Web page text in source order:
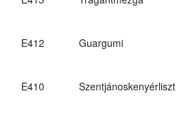
E412 Guargumi
E410 Szentjánoskenyérliszt